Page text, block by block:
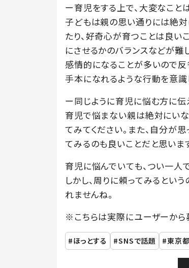
ー育児をする上で、大変なこと
子どもは親の思い通りには絶
たり、好奇心が育つことは良い
にさせるかのバランスなどが難
感情的になることが多いので反
手本になれるような行動を意識
ー同じように育児に悩む方に伝
育児で悩まない親は絶対にい
てみてください。また、自分が
てみるのも良いことだと思いま
育児に悩んでいても、つい一人
しかし、周りに頼ってみるとい
れませんね。
※こちらは実際にユーザーから
ほっとする SNSで話題 東京都